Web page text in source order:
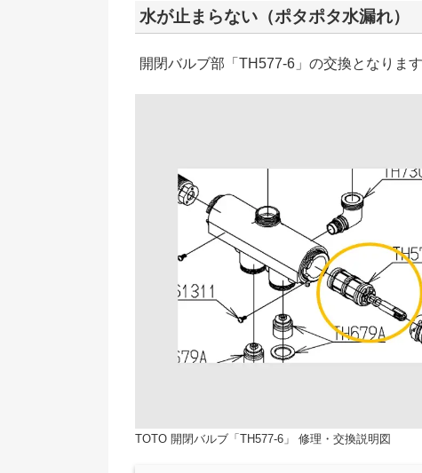
水が止まらない（ポタポタ水漏れ）
開閉バルブ部「TH577-6」の交換となります
TOTO 開閉バルブ「TH577-6」 修理・交換説明図